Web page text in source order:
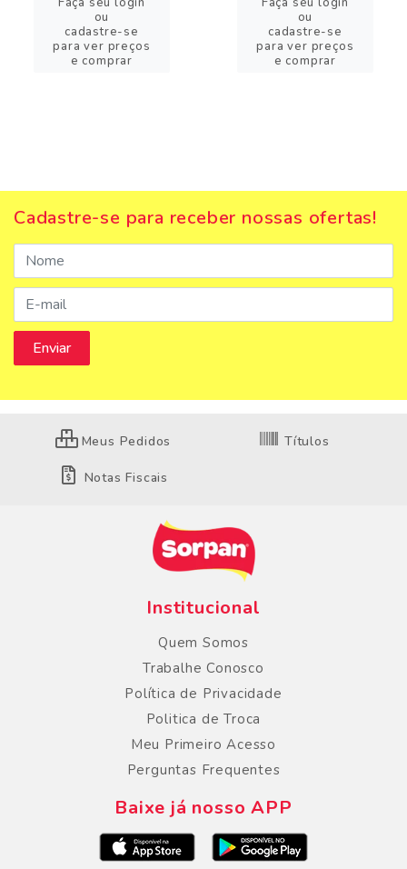
ou
cadastre-se
para ver preços
e comprar
ou
cadastre-se
para ver preços
e comprar
Cadastre-se para receber nossas ofertas!
Meus Pedidos Títulos
Notas Fiscais
Institucional
Quem Somos
Trabalhe Conosco
Política de Privacidade
Politica de Troca
Meu Primeiro Acesso
Perguntas Frequentes
Baixe já nosso APP